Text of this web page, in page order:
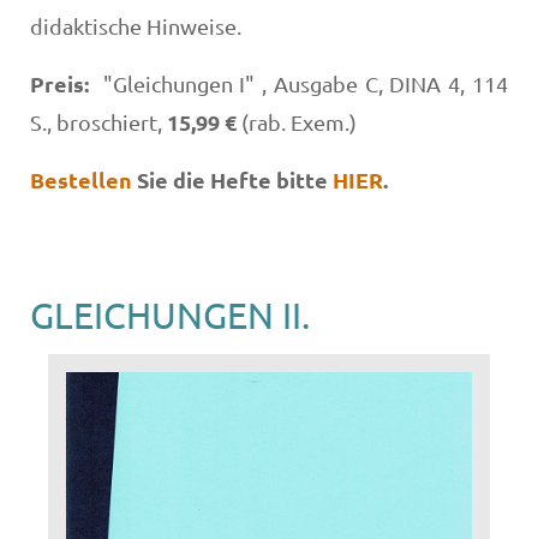
didaktische Hinweise.
Preis: "Gleichungen I" , Ausgabe C, DINA 4, 114
S., broschiert, 15,99 € (rab. Exem.)
Bestellen Sie die Hefte bitte HIER.
GLEICHUNGEN II.